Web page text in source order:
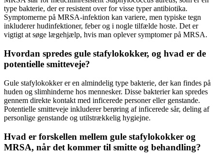
type bakterie, der er resistent over for visse typer antibiotika.
Symptomerne på MRSA-infektion kan variere, men typiske tegn
inkluderer hudinfektioner, feber og i nogle tilfælde hoste. Det er
vigtigt at søge lægehjælp, hvis man oplever symptomer på MRSA.
Hvordan spredes gule stafylokokker, og hvad er de
potentielle smitteveje?
Gule stafylokokker er en almindelig type bakterie, der kan findes på
huden og slimhinderne hos mennesker. Disse bakterier kan spredes
gennem direkte kontakt med inficerede personer eller genstande.
Potentielle smitteveje inkluderer berøring af inficerede sår, deling af
personlige genstande og utilstrækkelig hygiejne.
Hvad er forskellen mellem gule stafylokokker og
MRSA, når det kommer til smitte og behandling?